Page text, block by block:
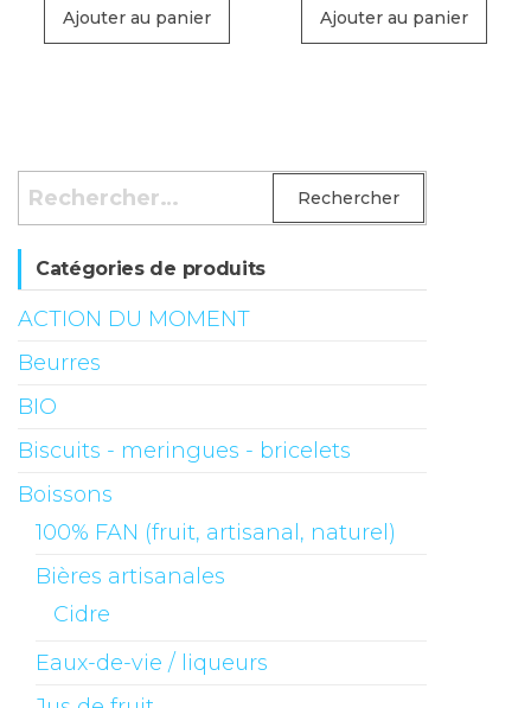
Ajouter au panier Ajouter au panier
Rechercher :
Catégories de produits
ACTION DU MOMENT
Beurres
BIO
Biscuits - meringues - bricelets
Boissons
100% FAN (fruit, artisanal, naturel)
Bières artisanales
Cidre
Eaux-de-vie / liqueurs